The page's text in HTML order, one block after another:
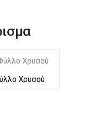
Χρυσού